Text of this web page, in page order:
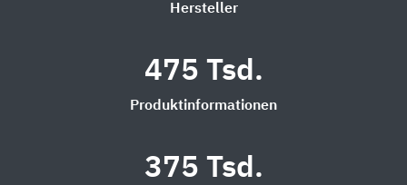
Hersteller
475 Tsd.
Produktinformationen
375 Tsd.